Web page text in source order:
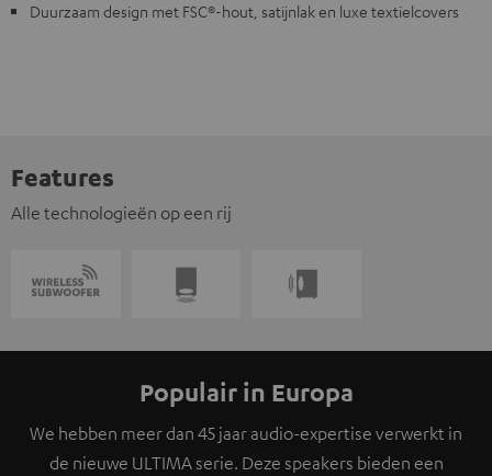
Duurzaam design met FSC®-hout, satijnlak en luxe textielcovers
Features
Alle technologieën op een rij
Populair in Europa
We hebben meer dan 45 jaar audio-expertise verwerkt in
de nieuwe ULTIMA serie. Deze speakers bieden een